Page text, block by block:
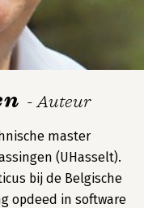
- Auteur
master
(UHasselt).
bij de Belgische
opdeed in software